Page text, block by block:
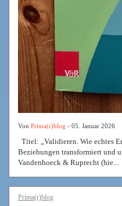
Von Prima(r)blog - 05. Januar 2026
Titel: „Validieren. Wie echtes
Beziehungen transformiert und
Vandenhoeck & Ruprecht (hie...
Prima(r)blog